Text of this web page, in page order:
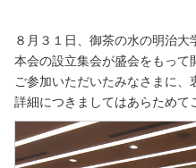
８月３１日、御茶の水の明治大
本会の設立集会が盛会をもって
ご参加いただいたみなさまに、
詳細につきましてはあらためて